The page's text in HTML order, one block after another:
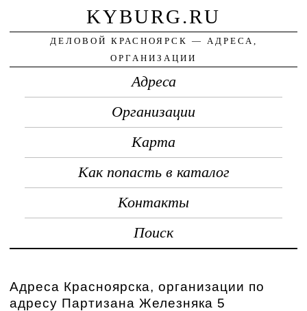
KYBURG.RU
ДЕЛОВОЙ КРАСНОЯРСК — АДРЕСА,
ОРГАНИЗАЦИИ
Адреса
Организации
Карта
Как попасть в каталог
Контакты
Поиск
Адреса Красноярска, организации по
адресу Партизана Железняка 5